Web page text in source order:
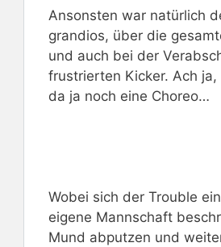
Ansonsten war natürlich
grandios, über die
und auch bei der
frustrierten Kicker. Ach
da ja noch eine Choreo…
Wobei sich der Trouble
eigene Mannschaft
Mund abputzen und